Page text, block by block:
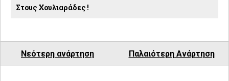
Στους Χουλιαράδες !
Νεότερη ανάρτηση Παλαιότερη Ανάρτηση